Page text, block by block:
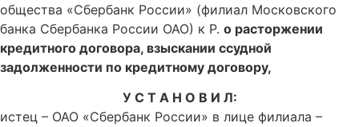
общества «Сбербанк России» (филиал Московского
банка Сбербанка России ОАО) к Р. о расторжении
кредитного договора, взыскании ссудной
задолженности по кредитному договору,
У С Т А Н О В И Л:
истец – ОАО «Сбербанк России» в лице филиала –